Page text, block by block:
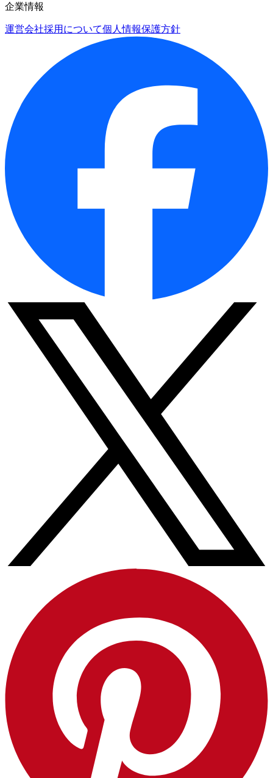
企業情報
運営会社採用について個人情報保護方針